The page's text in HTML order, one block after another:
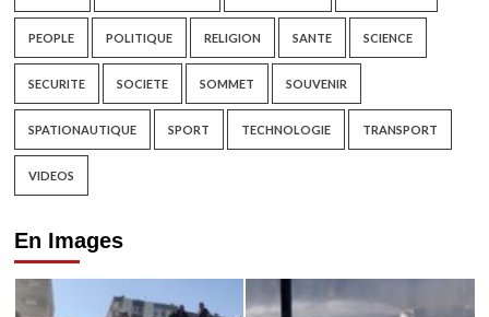
PEOPLE POLITIQUE RELIGION SANTE SCIENCE
SECURITE SOCIETE SOMMET SOUVENIR
SPATIONAUTIQUE SPORT TECHNOLOGIE TRANSPORT
VIDEOS
En Images